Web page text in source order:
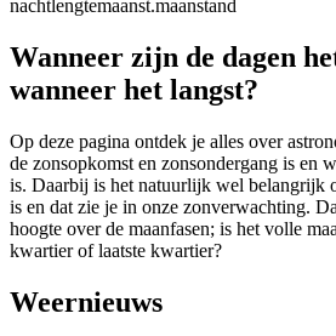
nachtlengtemaanst.maanstand
Wanneer zijn de dagen
wanneer het langst?
Op deze pagina ontdek je alles over
de zonsopkomst en zonsondergang is en
is. Daarbij is het natuurlijk wel belangrijk
is en dat zie je in onze zonverwachting.
hoogte over de maanfasen; is het volle
kwartier of laatste kwartier?
Weernieuws